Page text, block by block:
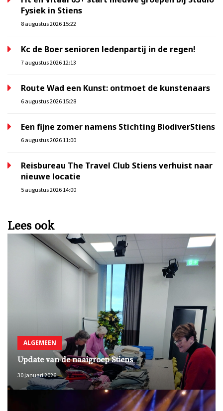
Fysiek in Stiens
8 augustus 2026 15:22
Kc de Boer senioren ledenpartij in de regen!
7 augustus 2026 12:13
Route Wad een Kunst: ontmoet de kunstenaars
6 augustus 2026 15:28
Een fijne zomer namens Stichting BiodiverStiens
6 augustus 2026 11:00
Reisbureau The Travel Club Stiens verhuist naar
nieuwe locatie
5 augustus 2026 14:00
Lees ook
ALGEMEEN
Update van de naaigroep Stiens
30 januari 2026